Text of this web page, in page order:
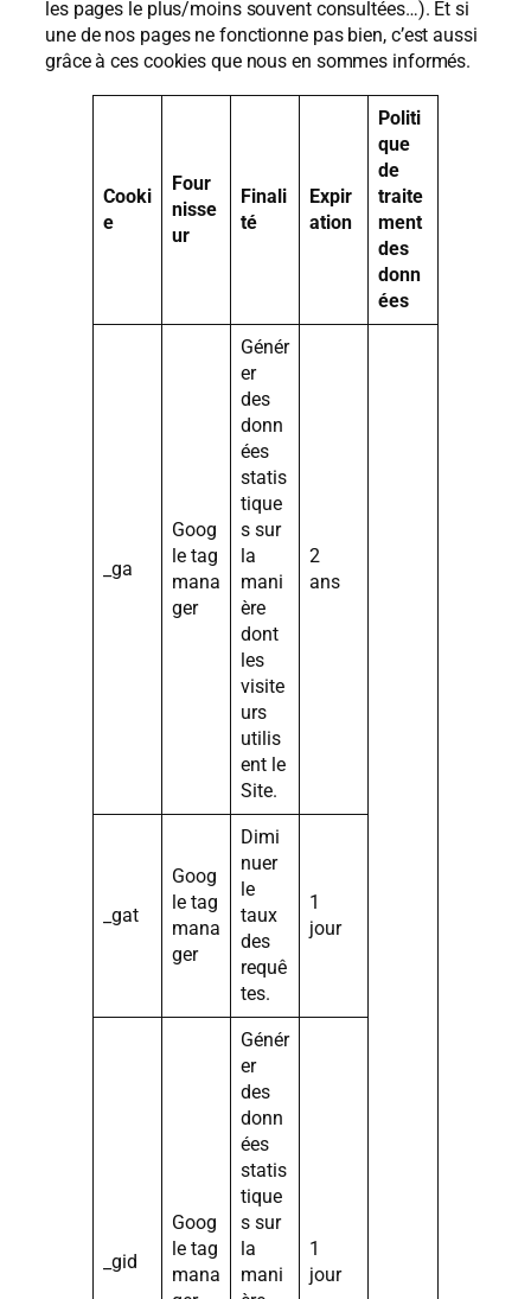
les pages le plus/moins souvent consultées…). Et si
une de nos pages ne fonctionne pas bien, c’est aussi
grâce à ces cookies que nous en sommes informés.
Cooki
e
Four
nisse
ur
Finali
té
Expir
ation
Politi
que
de
traite
ment
des
donn
ées
_ga
Goog
le tag
mana
ger
Génér
er
des
donn
ées
statis
tique
s sur
la
mani
ère
dont
les
visite
urs
utilis
ent le
Site.
2
ans
_gat
Goog
le tag
mana
ger
Dimi
nuer
le
taux
des
requê
tes.
1
jour
_gid
Goog
le tag
mana
Génér
er
des
donn
ées
statis
tique
s sur
la
mani
1
jour